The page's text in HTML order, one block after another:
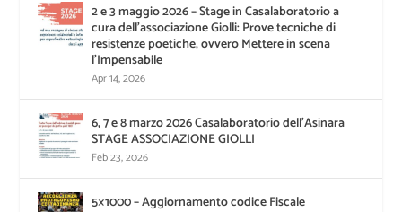
2 e 3 maggio 2026 – Stage in Casalaboratorio a
cura dell’associazione Giolli: Prove tecniche di
resistenze poetiche, ovvero Mettere in scena
l’Impensabile
Apr 14, 2026
6, 7 e 8 marzo 2026 Casalaboratorio dell’Asinara
STAGE ASSOCIAZIONE GIOLLI
Feb 23, 2026
5×1000 – Aggiornamento codice Fiscale